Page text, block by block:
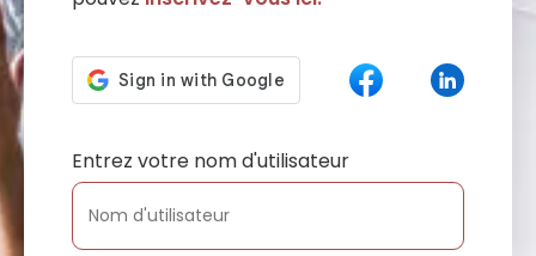
Entrez votre nom d'utilisateur